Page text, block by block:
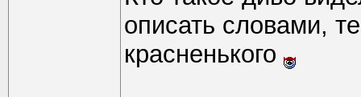
описать словами,
красненького